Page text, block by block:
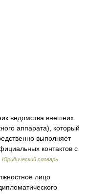
ведомства внешних
аппарата), который
выполняет
контактов с
Юридический словарь
лицо